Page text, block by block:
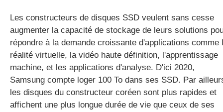
Les constructeurs de disques SSD veulent sans cesse
augmenter la capacité de stockage de leurs solutions
répondre à la demande croissante d'applications comme
réalité virtuelle, la vidéo haute définition, l'apprentissage
machine, et les applications d'analyse. D'ici 2020,
Samsung compte loger 100 To dans ses SSD. Par
les disques du constructeur coréen sont plus rapides et
affichent une plus longue durée de vie que ceux de ses